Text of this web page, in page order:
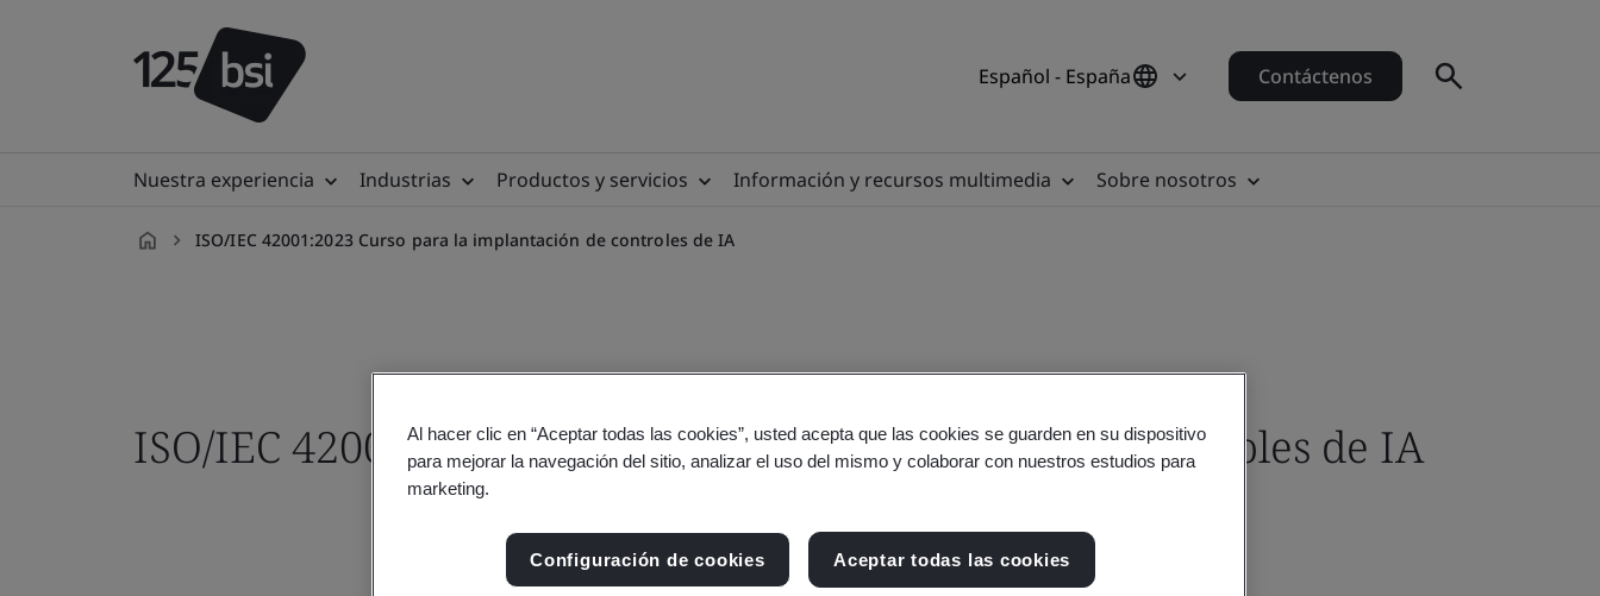
Español - España Contáctenos
Nuestra experiencia Industrias Productos y servicios Información y recursos multimedia Sobre nosotros
ISO/IEC 42001:2023 Curso para la implantación de controles de IA
ISO/IEC 42001:2023 Curso para la implantación de controles de IA
Al hacer clic en “Aceptar todas las cookies”, usted acepta que las cookies se guarden en su dispositivo
para mejorar la navegación del sitio, analizar el uso del mismo y colaborar con nuestros estudios para
marketing.
Configuración de cookies Aceptar todas las cookies